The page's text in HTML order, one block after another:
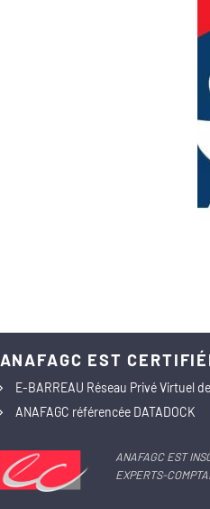
ANAFAGC EST
E-BARREAU Réseau Privé Virtuel
ANAFAGC référencée DATADOCK
ANAFAGC EST
EXPERTS-